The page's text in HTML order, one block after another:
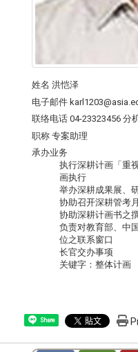
姓名 洪恺泽
电子邮件
联络电话 04-23323456 分
职称 专案助理
承办业务
执行深耕计画「重
画执行
举办深耕成果展、
协助召开深耕管考
协助深耕计画书之
负责对教育部、中
位之联系窗口
长官交办事项
关键字：整体计画
Share